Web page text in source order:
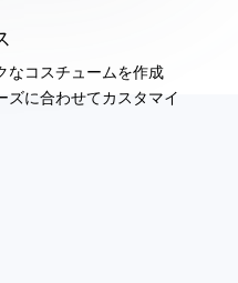
なコスチュームを作成
ズに合わせてカスタマイ